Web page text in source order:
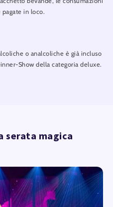
pagate in loco.
o analcoliche è già incluso
Show della categoria deluxe.
serata magica